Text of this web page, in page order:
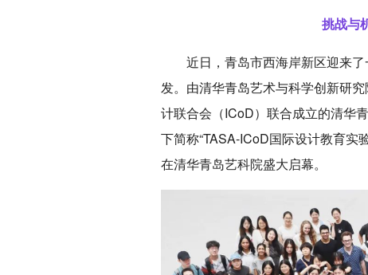
挑战与
近日，青岛市西海岸新区迎来
发。由清华青岛艺术与科学创新研
计联合会（ICoD）联合成立的清华
下简称“TASA-ICoD国际设计教育实
在清华青岛艺科院盛大启幕。